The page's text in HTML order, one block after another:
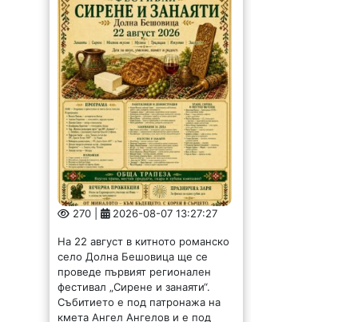
270 | 2026-08-07 13:27:27
На 22 август в китното романско
село Долна Бешовица ще се
проведе първият регионален
фестивал „Сирене и занаяти“.
Събитието е под патронажа на
кмета Ангел Ангелов и е под